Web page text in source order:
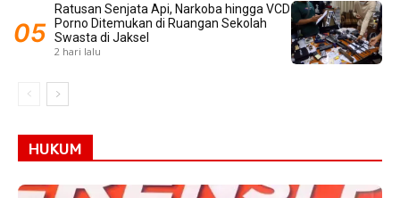
Ratusan Senjata Api, Narkoba hingga VCD
Porno Ditemukan di Ruangan Sekolah
Swasta di Jaksel
2 hari lalu
HUKUM